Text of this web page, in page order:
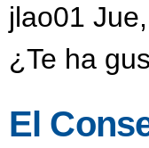
jlao01
¿Te ha
El